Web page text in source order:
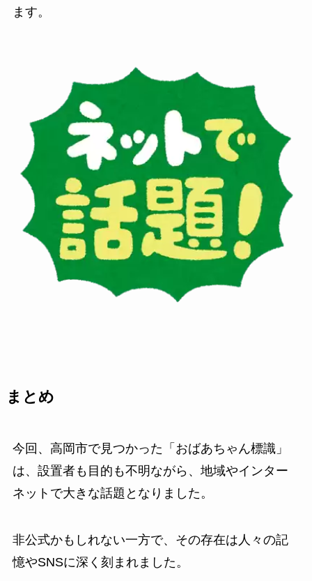
ます。
まとめ
今回、高岡市で見つかった「おばあちゃん標識」
は、設置者も目的も不明ながら、地域やインター
ネットで大きな話題となりました。
非公式かもしれない一方で、その存在は人々の記
憶やSNSに深く刻まれました。